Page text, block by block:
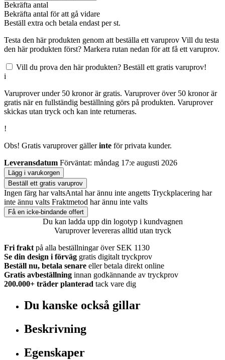
Bekräfta antal
Bekräfta antal för att gå vidare
Beställ extra och betala endastper st.
Testa den här produkten genom att beställa ett varuprov Vill du testa
den här produkten först? Markera rutan nedan för att få ett varuprov.
Vill du prova den här produkten? Beställ ett gratis varuprov!
i
Varuprover under 50 kronor är gratis. Varuprover över 50 kronor är
gratis när en fullständig beställning görs på produkten. Varuprover
skickas utan tryck och kan inte returneras.
!
Obs! Gratis varuprover gällerinte för privata kunder.
Leveransdatum Förväntat: måndag 17:e augusti 2026
Lägg i varukorgen
Beställ ett gratis varuprov
Ingen färg har valtsAntal har ännu inte angetts Tryckplacering har
inte ännu valts Fraktmetod har ännu inte valts
Få en icke-bindande offert
Du kan ladda upp din logotyp i kundvagnen
Varuprover levereras alltid utan tryck
Fri frakt på alla beställningar över SEK 1130
Se din design i förväg gratis digitalt tryckprov
Beställ nu, betala senare eller betala direkt online
Gratis avbeställning innan godkännande av tryckprov
200.000+ träder planterad tack vare dig
Du kanske också gillar
Beskrivning
Egenskaper